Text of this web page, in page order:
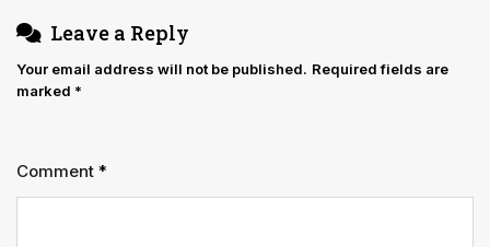
Leave a Reply
Your email address will not be published. Required fields are
marked *
Comment *